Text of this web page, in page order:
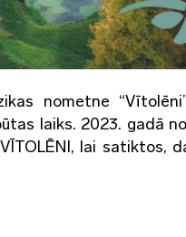
nometne
laiks. 2023. gadā
lai satiktos,